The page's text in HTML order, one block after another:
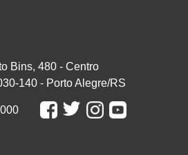
Bins, 480 - Centro
140 - Porto Alegre/RS